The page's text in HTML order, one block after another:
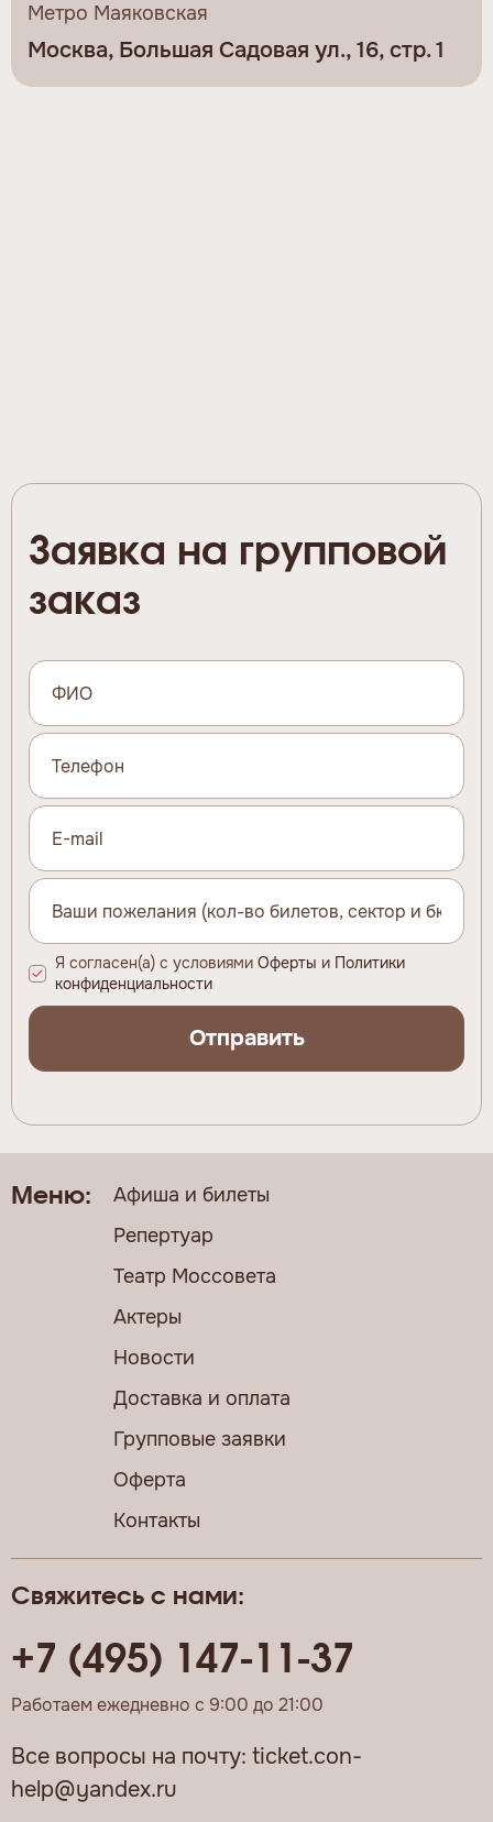
Метро Маяковская
Москва, Большая Садовая ул., 16, стр. 1
Заявка на групповой
заказ
Я согласен(а) с условиями Оферты и Политики
конфиденциальности
Отправить
Свяжитесь с нами:
+7 (495) 147-11-37
Работаем ежедневно с 9:00 до 21:00
Все вопросы на почту: ticket.con-
help@yandex.ru
Меню:
Афиша и билеты
Репертуар
Театр Моссовета
Актеры
Новости
Доставка и оплата
Групповые заявки
Оферта
Контакты